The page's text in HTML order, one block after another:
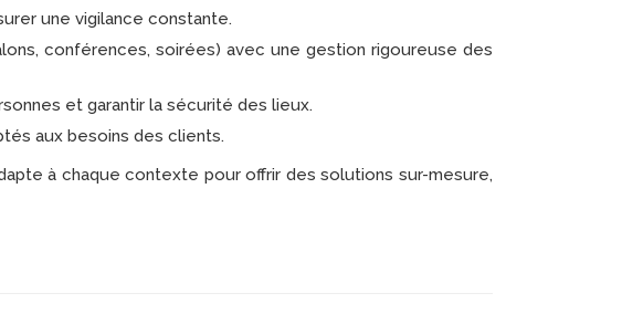
une vigilance constante.
conférences, soirées) avec une gestion rigoureuse des
et garantir la sécurité des lieux.
aux besoins des clients.
à chaque contexte pour offrir des solutions sur-mesure,